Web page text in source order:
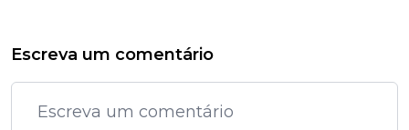
Escreva um comentário